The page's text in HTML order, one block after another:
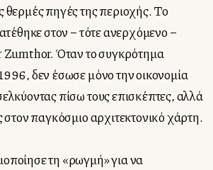
πηγές της περιοχής. Το
στον – τότε ανερχόμενο –
Zumthor. Όταν το συγκρότημα
δεν έσωσε μόνο την οικονομία
πίσω τους επισκέπτες, αλλά
στον παγκόσμιο αρχιτεκτονικό χάρτη.
τη «ρωγμή» για να